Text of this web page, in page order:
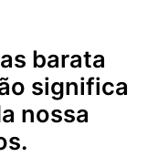
barata
significa
nossa